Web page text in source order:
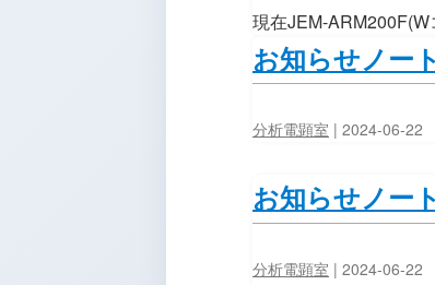
現在JEM-
お知らせノー
分析電顕室 | 2024-06-22
お知らせノー
分析電顕室 | 2024-06-22